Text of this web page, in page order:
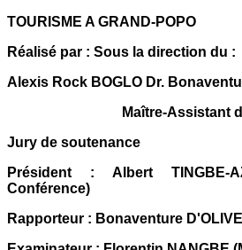
TOURISME A GRAND-POPO
Réalisé par : Sous la direction du :
Alexis Rock BOGLO Dr.
Maître-Assistant
Jury de soutenance
Président : Albert TINGBE-
Conférence)
Rapporteur : Bonaventure